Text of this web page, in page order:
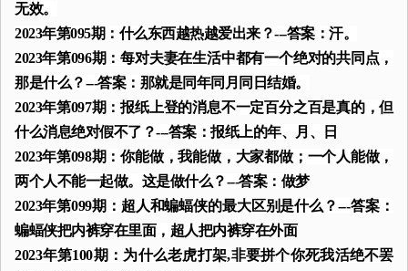
无效。
2023年第095期：什么东西越热越爱出来？---答案：汗。
2023年第096期：每对夫妻在生活中都有一个绝对的共同点，
那是什么？---答案：那就是同年同月同日结婚。
2023年第097期：报纸上登的消息不一定百分之百是真的，但
什么消息绝对假不了？---答案：报纸上的年、月、日
2023年第098期：你能做，我能做，大家都做；一个人能做，
两个人不能一起做。这是做什么？---答案：做梦
2023年第099期：超人和蝙蝠侠的最大区别是什么？---答案：
蝙蝠侠把内裤穿在里面，超人把内裤穿在外面
2023年第100期：为什么老虎打架,非要拼个你死我活绝不罢